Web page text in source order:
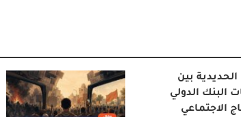
بين
البنك الدولي
الاجتماعي